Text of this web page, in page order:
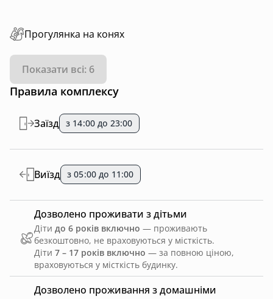
Прогулянка на конях
Показати всі: 6
Правила комплексу
Дозволено проживання з домашніми
Заїзд з 14:00 до 23:00
Виїзд з 05:00 до 11:00
Дозволено проживати з дітьми
Діти до 6 років включно — проживають
безкоштовно, не враховуються у місткість.
Діти 7 – 17 років включно — за повною ціною,
враховуються у місткість будинку.